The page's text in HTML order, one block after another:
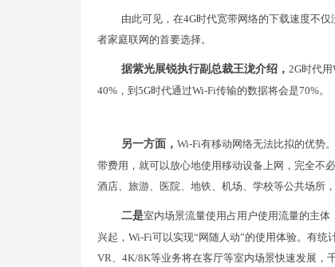
由此可见，在4G时代宽带网络的下载速度不
者家庭联网的首要选择。
据紫光展锐执行副总裁王泷介绍， 2G时代
40%，到5G时代通过Wi-Fi传输的数据将会是70%。
另一方面， Wi-Fi有移动网络无法比拟的优势。
带费用，就可以放心地使用移动设备上网，完全不
酒店、旅游、医院、地铁、机场、学校等公共场所
二是室内场景流量使用占用户使用流量的主
兴起，Wi-Fi可以实现“网随人动”的使用体验。有统
VR、4K/8K等业务将在客厅等室内场景快速发展，